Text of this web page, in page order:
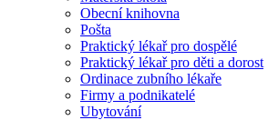
Obecní knihovna
Pošta
Praktický lékař pro dospělé
Praktický lékař pro děti a dorost
Ordinace zubního lékaře
Firmy a podnikatelé
Ubytování